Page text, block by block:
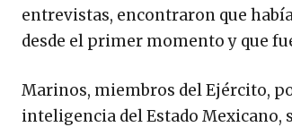
entrevistas, encontraron que
desde el primer momento y que
Marinos, miembros del Ejército,
inteligencia del Estado